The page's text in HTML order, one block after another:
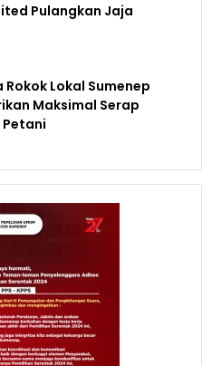
Pulangkan Jaja
Rokok Lokal Sumenep
Maksimal Serap